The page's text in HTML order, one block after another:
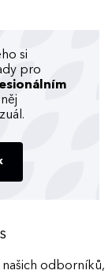
si
pro
odborníků,